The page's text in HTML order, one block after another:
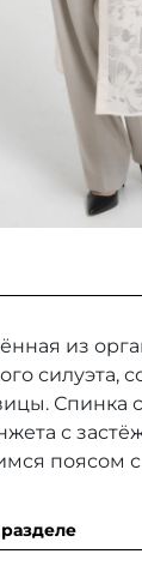
из
силуэта,
Спинка
с
поясом